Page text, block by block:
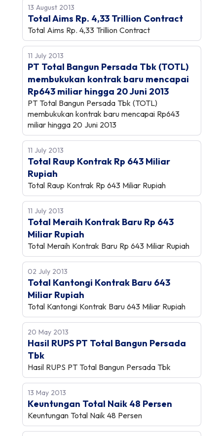
13 August 2013
Total Aims Rp. 4,33 Trillion Contract
Total Aims Rp. 4,33 Trillion Contract
11 July 2013
PT Total Bangun Persada Tbk (TOTL)
membukukan kontrak baru mencapai
Rp643 miliar hingga 20 Juni 2013
PT Total Bangun Persada Tbk (TOTL)
membukukan kontrak baru mencapai Rp643
miliar hingga 20 Juni 2013
11 July 2013
Total Raup Kontrak Rp 643 Miliar
Rupiah
Total Raup Kontrak Rp 643 Miliar Rupiah
11 July 2013
Total Meraih Kontrak Baru Rp 643
Miliar Rupiah
Total Meraih Kontrak Baru Rp 643 Miliar Rupiah
02 July 2013
Total Kantongi Kontrak Baru 643
Miliar Rupiah
Total Kantongi Kontrak Baru 643 Miliar Rupiah
20 May 2013
Hasil RUPS PT Total Bangun Persada
Tbk
Hasil RUPS PT Total Bangun Persada Tbk
13 May 2013
Keuntungan Total Naik 48 Persen
Keuntungan Total Naik 48 Persen